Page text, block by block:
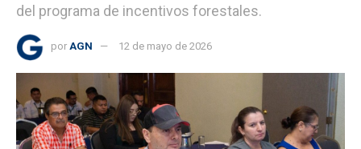
del programa de incentivos forestales.
por AGN 12 de mayo de 2026